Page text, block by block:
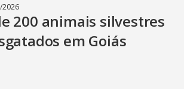
2026
200 animais silvestres
em Goiás